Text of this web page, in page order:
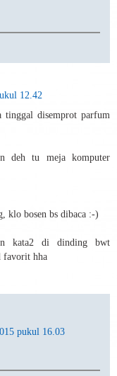
12.42
tinggal disemprot parfum
deh tu meja komputer
klo bosen bs dibaca :-)
kata2 di dinding bwt
favorit hha
pukul 16.03